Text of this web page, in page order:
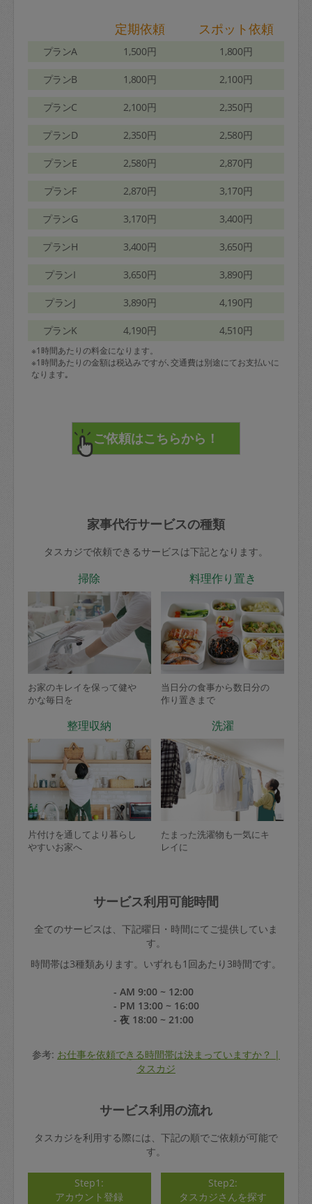
定期依頼 スポット依頼
プランA 1,500円 1,800円
プランB 1,800円 2,100円
プランC 2,100円 2,350円
プランD 2,350円 2,580円
プランE 2,580円 2,870円
プランF 2,870円 3,170円
プランG 3,170円 3,400円
プランH 3,400円 3,650円
プランI 3,650円 3,890円
プランJ 3,890円 4,190円
プランK 4,190円 4,510円
※1時間あたりの料金になります。
※1時間あたりの金額は税込みですが､交通費は別途にてお支払いに
なります｡
家事代行サービスの種類
タスカジで依頼できるサービスは下記となります。
掃除
お家のキレイを保って健や
かな毎日を
料理作り置き
当日分の食事から数日分の
作り置きまで
整理収納
片付けを通してより暮らし
やすいお家へ
洗濯
たまった洗濯物も一気にキ
レイに
サービス利用可能時間
全てのサービスは、下記曜日・時間にてご提供していま
す。
時間帯は3種類あります。いずれも1回あたり3時間です。
- AM 9:00 ~ 12:00
- PM 13:00 ~ 16:00
- 夜 18:00 ~ 21:00
参考: お仕事を依頼できる時間帯は決まっていますか？ |
タスカジ
サービス利用の流れ
タスカジを利用する際には、下記の順でご依頼が可能で
す。
Step1:
アカウント登録
Step2:
タスカジさんを探す